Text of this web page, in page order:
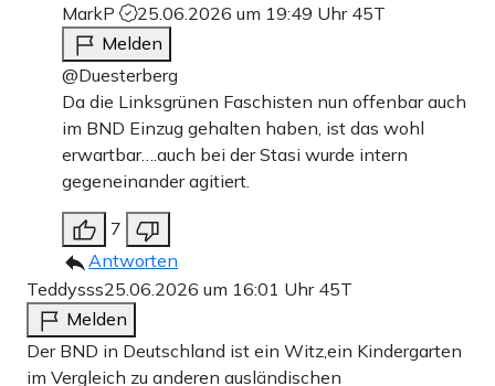
MarkP
25.06.2026 um 19:49 Uhr 45T
Melden
@Duesterberg
Da die Linksgrünen Faschisten nun offenbar auch
im BND Einzug gehalten haben, ist das wohl
erwartbar….auch bei der Stasi wurde intern
gegeneinander agitiert.
7
Antworten
Teddysss25.06.2026 um 16:01 Uhr 45T
Melden
Der BND in Deutschland ist ein Witz,ein Kindergarten
im Vergleich zu anderen ausländischen